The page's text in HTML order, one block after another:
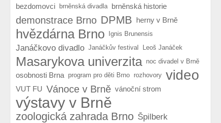
bezdomovci brněnská divadla brněnská historie
demonstrace Brno DPMB herny v Brně
hvězdárna Brno Ignis Brunensis
Janáčkovo divadlo Janáčkův festival Leoš Janáček
Masarykova univerzita noc divadel v Brně
osobnosti Brna program pro děti Brno rozhovory video
VUT FU Vánoce v Brně vánoční strom
výstavy v Brně
zoologická zahrada Brno Špilberk